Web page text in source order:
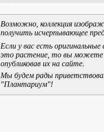
Возможно, коллекция
получить исчерпывающее
Если у вас есть
это растение, то вы можете
опубликовав их на сайте.
Мы будем рады
"Плантариум"!